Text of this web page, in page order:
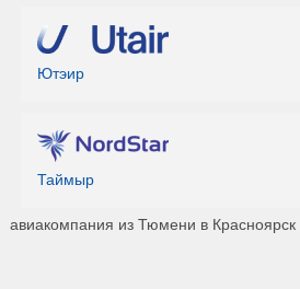
Ютэир
Таймыр
авиакомпания из Тюмени в